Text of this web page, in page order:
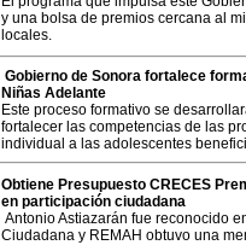
y una bolsa de premios cercana al
locales.
Gobierno de Sonora fortalece
Niñas Adelante
Este proceso formativo se
fortalecer las competencias de las
individual a las adolescentes
Obtiene Presupuesto CRECES
en participación ciudadana
Antonio Astiazarán fue reconocido
Ciudadana y REMAH obtuvo una